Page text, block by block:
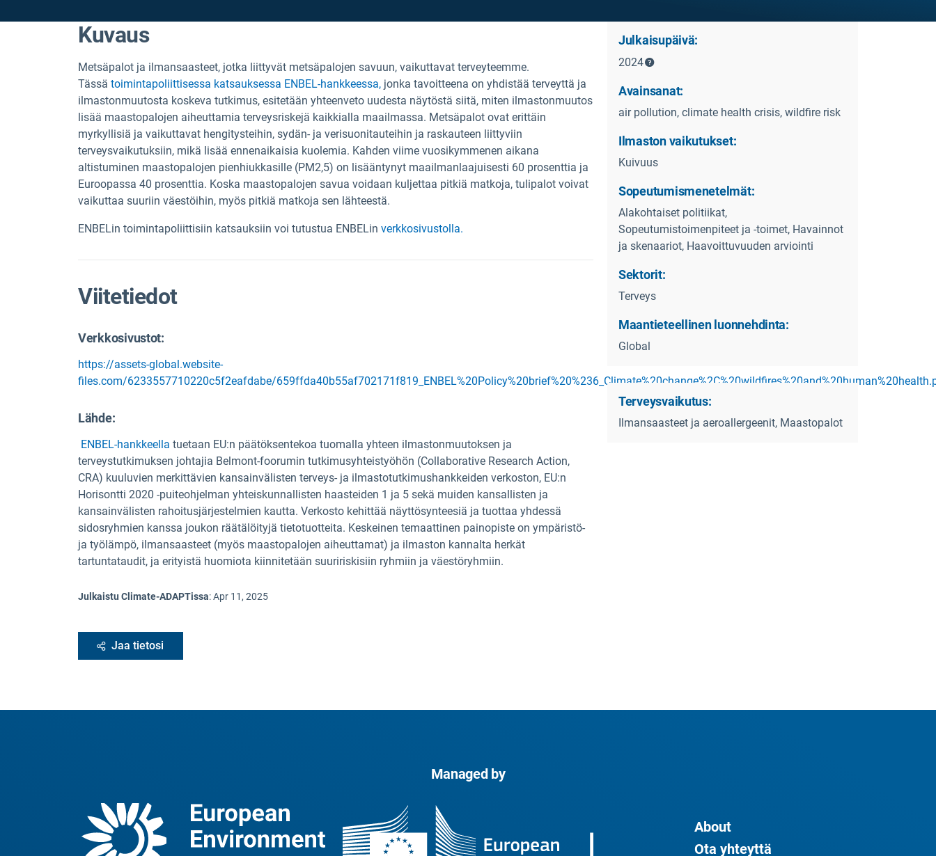
Kuvaus
Metsäpalot ja ilmansaasteet, jotka liittyvät metsäpalojen savuun, vaikuttavat terveyteemme.
Tässä toimintapoliittisessa katsauksessa ENBEL-hankkeessa, jonka tavoitteena on yhdistää terveyttä ja
ilmastonmuutosta koskeva tutkimus, esitetään yhteenveto uudesta näytöstä siitä, miten ilmastonmuutos
lisää maastopalojen aiheuttamia terveysriskejä kaikkialla maailmassa. Metsäpalot ovat erittäin
myrkyllisiä ja vaikuttavat hengitysteihin, sydän- ja verisuonitauteihin ja raskauteen liittyviin
terveysvaikutuksiin, mikä lisää ennenaikaisia kuolemia. Kahden viime vuosikymmenen aikana
altistuminen maastopalojen pienhiukkasille (PM2,5) on lisääntynyt maailmanlaajuisesti 60 prosenttia ja
Euroopassa 40 prosenttia. Koska maastopalojen savua voidaan kuljettaa pitkiä matkoja, tulipalot voivat
vaikuttaa suuriin väestöihin, myös pitkiä matkoja sen lähteestä.
ENBELin toimintapoliittisiin katsauksiin voi tutustua ENBELin verkkosivustolla.
Viitetiedot
Verkkosivustot:
https://assets-global.website-
files.com/6233557710220c5f2eafdabe/
Lähde:
ENBEL-hankkeella tuetaan EU:n päätöksentekoa tuomalla yhteen ilmastonmuutoksen ja
terveystutkimuksen johtajia Belmont-foorumin tutkimusyhteistyöhön (Collaborative Research Action,
CRA) kuuluvien merkittävien kansainvälisten terveys- ja ilmastotutkimushankkeiden verkoston, EU:n
Horisontti 2020 -puiteohjelman yhteiskunnallisten haasteiden 1 ja 5 sekä muiden kansallisten ja
kansainvälisten rahoitusjärjestelmien kautta. Verkosto kehittää näyttösynteesiä ja tuottaa yhdessä
sidosryhmien kanssa joukon räätälöityjä tietotuotteita. Keskeinen temaattinen painopiste on ympäristö-
ja työlämpö, ilmansaasteet (myös maastopalojen aiheuttamat) ja ilmaston kannalta herkät
tartuntataudit, ja erityistä huomiota kiinnitetään suuririskisiin ryhmiin ja väestöryhmiin.
Julkaistu Climate-ADAPTissa:Apr 11, 2025
Jaa tietosi
Julkaisupäivä:
2024
Avainsanat:
air pollution, climate health crisis, wildfire risk
Ilmaston vaikutukset:
Kuivuus
Sopeutumismenetelmät:
Alakohtaiset politiikat,
Sopeutumistoimenpiteet ja -toimet, Havainnot
ja skenaariot, Haavoittuvuuden arviointi
Sektorit:
Terveys
Maantieteellinen luonnehdinta:
Global
Terveysvaikutus:
Ilmansaasteet ja aeroallergeenit, Maastopalot
Managed by
About
Ota yhteyttä